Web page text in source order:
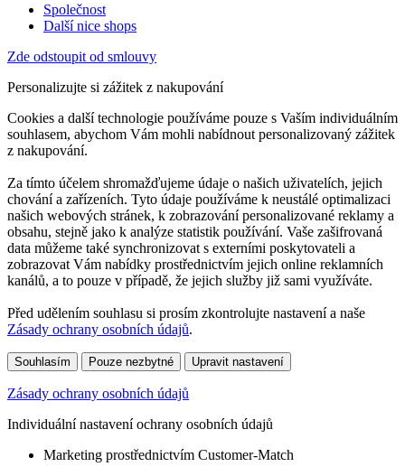
Společnost
Další nice shops
Zde odstoupit od smlouvy
Personalizujte si zážitek z nakupování
Cookies a další technologie používáme pouze s Vaším individuálním
souhlasem, abychom Vám mohli nabídnout personalizovaný zážitek
z nakupování.
Za tímto účelem shromažďujeme údaje o našich uživatelích, jejich
chování a zařízeních. Tyto údaje používáme k neustálé optimalizaci
našich webových stránek, k zobrazování personalizované reklamy a
obsahu, stejně jako k analýze statistik používání. Vaše zašifrovaná
data můžeme také synchronizovat s externími poskytovateli a
zobrazovat Vám nabídky prostřednictvím jejich online reklamních
kanálů, a to pouze v případě, že jejich služby již sami využíváte.
Před udělením souhlasu si prosím zkontrolujte nastavení a naše
Zásady ochrany osobních údajů.
Souhlasím Pouze nezbytné Upravit nastavení
Zásady ochrany osobních údajů
Individuální nastavení ochrany osobních údajů
Marketing prostřednictvím Customer-Match